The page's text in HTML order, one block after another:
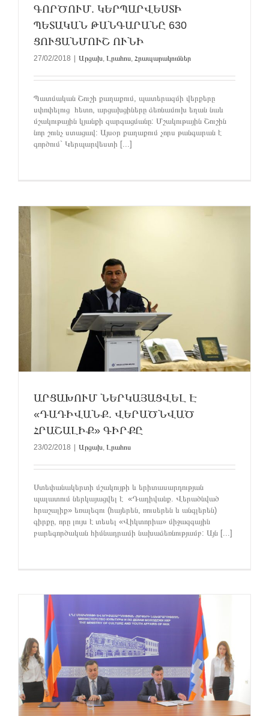
ԳՈՐԾՈՒՄ. ԿԵՐՊԱՐՎԵՍՏԻ
ՊԵՏԱԿԱՆ ԹԱՆԳԱՐԱՆԸ 630
ՑՈՒՑԱՆՄՈՒՇ ՈՒՆԻ
27/02/2018 Արցախ, Լրահոս, Հրապարակումներ
Պատմական Շուշի քաղաքում, պատերազմի վերքերը
սփոփելուց հետո, արցախցիները ձեռնամուխ եղան նաև
մշակութային կյանքի զարգացմանը: Մշակութային Շուշին
նոր շունչ ստացավ: Այսօր քաղաքում չորս թանգարան է
գործում` Կերպարվեստի [...]
ԱՐՑԱԽՈՒՄ ՆԵՐԿԱՅԱՑՎԵԼ Է
«ԴԱԴԻՎԱՆՔ. ՎԵՐԱԾՆՎԱԾ
ՀՐԱՇԱԼԻՔ» ԳԻՐՔԸ
23/02/2018 Արցախ, Լրահոս
Ստեփանակերտի մշակույթի և երիտասարդության
պալատում ներկայացվել է «Դադիվանք. Վերածնված
հրաշալիք» եռալեզու (հայերեն, ռուսերեն և անգլերեն)
գիրքը, որը լույս է տեսել «Վիկտորիա» միջազգային
բարեգործական հիմնադրամի նախաձեռնությամբ: Այն [...]